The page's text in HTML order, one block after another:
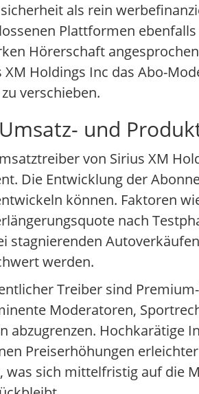
als rein
Plattformen
Hörerschaft
Holdings Inc das Abo-
verschieben.
und
von Sirius XM
Die Entwicklung der
können. Faktoren
nach
stagnierenden
werden.
Treiber sind
Moderatoren,
abzugrenzen. Hochkarätige
Preiserhöhungen
was sich mittelfristig auf die